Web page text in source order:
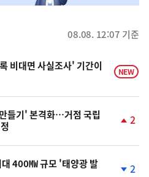
08.08. 12:07 기준
비대면 사실조사' 기간이
NEW
들기' 본격화…거점 국립
상
2
400㎿ 규모 '태양광 발
2